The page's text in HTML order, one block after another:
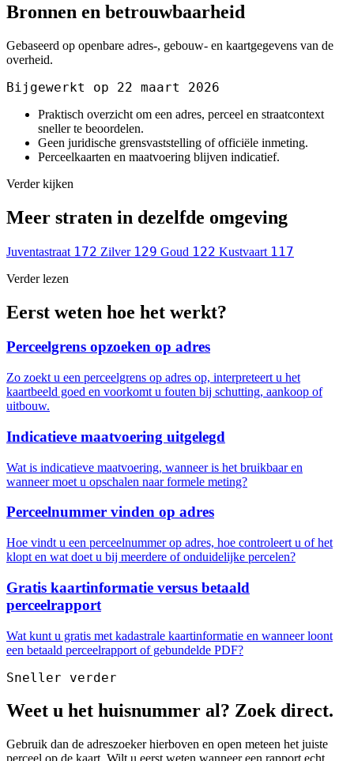
Bronnen en betrouwbaarheid
Gebaseerd op openbare adres-, gebouw- en kaartgegevens van de
overheid.
Bijgewerkt op 22 maart 2026
Praktisch overzicht om een adres, perceel en straatcontext
sneller te beoordelen.
Geen juridische grensvaststelling of officiële inmeting.
Perceelkaarten en maatvoering blijven indicatief.
Verder kijken
Meer straten in dezelfde omgeving
Juventastraat 172 Zilver 129 Goud 122 Kustvaart 117
Verder lezen
Eerst weten hoe het werkt?
Perceelgrens opzoeken op adres
Zo zoekt u een perceelgrens op adres op, interpreteert u het
kaartbeeld goed en voorkomt u fouten bij schutting, aankoop of
uitbouw.
Indicatieve maatvoering uitgelegd
Wat is indicatieve maatvoering, wanneer is het bruikbaar en
wanneer moet u opschalen naar formele meting?
Perceelnummer vinden op adres
Hoe vindt u een perceelnummer op adres, hoe controleert u of het
klopt en wat doet u bij meerdere of onduidelijke percelen?
Gratis kaartinformatie versus betaald
perceelrapport
Wat kunt u gratis met kadastrale kaartinformatie en wanneer loont
een betaald perceelrapport of gebundelde PDF?
Sneller verder
Weet u het huisnummer al? Zoek direct.
Gebruik dan de adreszoeker hierboven en open meteen het juiste